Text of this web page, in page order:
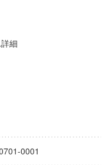
ート
ム「超成熟社会発展のサ
細
0001